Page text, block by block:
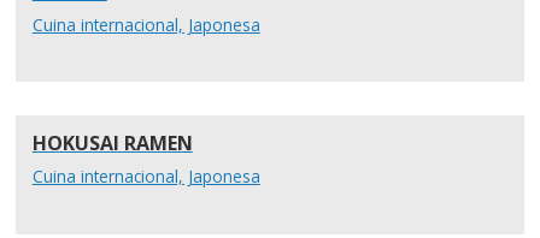
Cuina internacional, Japonesa
HOKUSAI RAMEN
Cuina internacional, Japonesa